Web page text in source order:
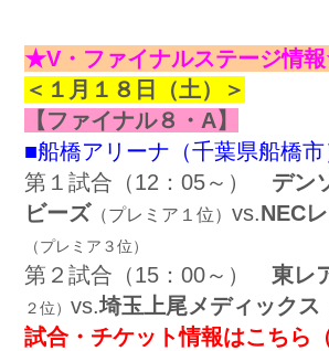
★V・ファイナルステージ情
＜１月１８日（土）＞
【ファイナル８・A】
■船橋アリーナ（千葉県船橋市
第１試合（12：05～） デン
ビーズ （プレミア１位）vs.NEC
（プレミア３位）
第２試合（15：00～）東レ
２位）vs.埼玉上尾メディックス
試合・チケット情報はこちら